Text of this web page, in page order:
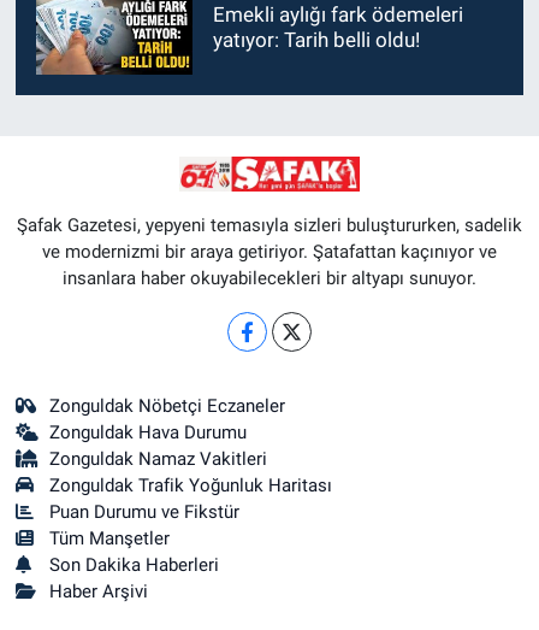
Emekli aylığı fark ödemeleri
yatıyor: Tarih belli oldu!
Şafak Gazetesi, yepyeni temasıyla sizleri buluştururken, sadelik
ve modernizmi bir araya getiriyor. Şatafattan kaçınıyor ve
insanlara haber okuyabilecekleri bir altyapı sunuyor.
Zonguldak Nöbetçi Eczaneler
Zonguldak Hava Durumu
Zonguldak Namaz Vakitleri
Zonguldak Trafik Yoğunluk Haritası
Puan Durumu ve Fikstür
Tüm Manşetler
Son Dakika Haberleri
Haber Arşivi